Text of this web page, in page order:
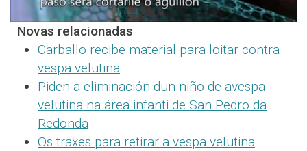
Novas relacionadas
Carballo recibe material para loitar contra
vespa velutina
Piden a eliminación dun niño de avespa
velutina na área infanti de San Pedro da
Redonda
Os traxes para retirar a vespa velutina